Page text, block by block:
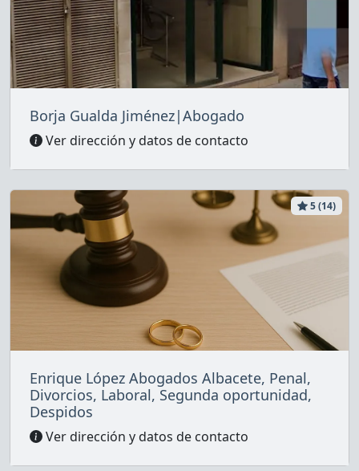
Borja Gualda Jiménez|Abogado
Ver dirección y datos de contacto
5 (14)
Enrique López Abogados Albacete, Penal,
Divorcios, Laboral, Segunda oportunidad,
Despidos
Ver dirección y datos de contacto